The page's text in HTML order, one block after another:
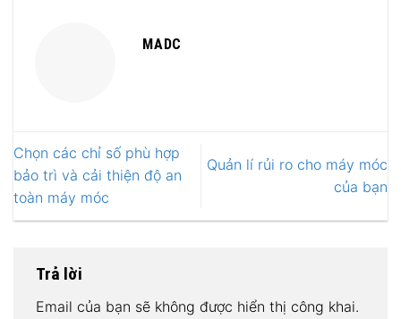
MADC
Chọn các chỉ số phù hợp
bảo trì và cải thiện độ an
toàn máy móc
Quản lí rủi ro cho máy móc
của bạn
Trả lời
Email của bạn sẽ không được hiển thị công khai.